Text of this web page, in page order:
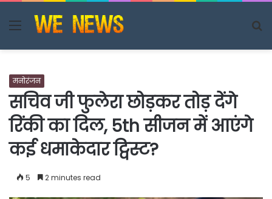
Menu
मनोरंजन
सचिव जी फुलेरा छोड़कर तोड़ देंगे
रिंकी का दिल, 5th सीजन में आएंगे
कई धमाकेदार ट्विस्ट?
5 2 minutes read